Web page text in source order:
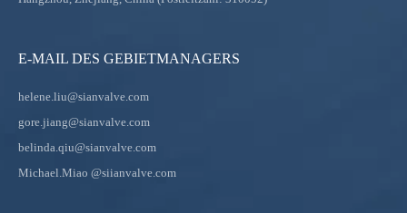
E-MAIL DES GEBIETMANAGERS
helene.liu@sianvalve.com
gore.jiang@sianvalve.com
belinda.qiu@sianvalve.com
Michael.Miao @siianvalve.com